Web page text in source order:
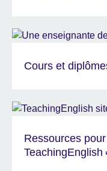
Cours et
Ressources
TeachingEnglish